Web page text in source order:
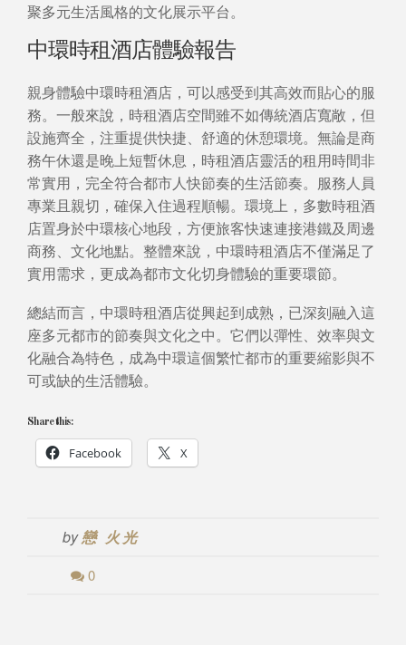
聚多元生活風格的文化展示平台。
中環時租酒店體驗報告
親身體驗中環時租酒店，可以感受到其高效而貼心的服
務。一般來說，時租酒店空間雖不如傳統酒店寬敞，但
設施齊全，注重提供快捷、舒適的休憩環境。無論是商
務午休還是晚上短暫休息，時租酒店靈活的租用時間非
常實用，完全符合都市人快節奏的生活節奏。服務人員
專業且親切，確保入住過程順暢。環境上，多數時租酒
店置身於中環核心地段，方便旅客快速連接港鐵及周邊
商務、文化地點。整體來說，中環時租酒店不僅滿足了
實用需求，更成為都市文化切身體驗的重要環節。
總結而言，中環時租酒店從興起到成熟，已深刻融入這
座多元都市的節奏與文化之中。它們以彈性、效率與文
化融合為特色，成為中環這個繁忙都市的重要縮影與不
可或缺的生活體驗。
Share this:
Facebook X
by戀 火光
0